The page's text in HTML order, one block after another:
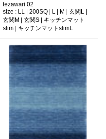
tezawari 02
size : LL | 200SQ | L | M | 玄関L |
玄関M | 玄関S | キッチンマット
slim | キッチンマットslimL